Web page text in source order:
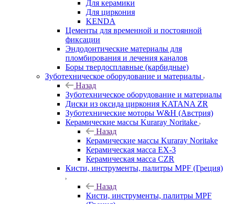
Для керамики
Для циркония
KENDA
Цементы для временной и постоянной
фиксации
Эндодонтические материалы для
пломбирования и лечения каналов
Боры твердосплавные (карбидные)
Зуботехническое оборудование и материалы
Назад
Зуботехническое оборудование и материалы
Диски из оксида циркония KATANA ZR
Зуботехнические моторы W&H (Австрия)
Керамические массы Kuraray Noritake
Назад
Керамические массы Kuraray Noritake
Керамическая масса EX-3
Керамическая масса CZR
Кисти, инструменты, палитры MPF (Греция)
Назад
Кисти, инструменты, палитры MPF